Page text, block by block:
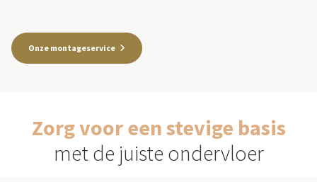
Onze montageservice
Zorg voor een stevige basis
met de juiste ondervloer